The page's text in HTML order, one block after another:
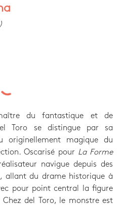
du fantastique et de
Toro se distingue par sa
magique du
Oscarisé pour La Forme
navigue depuis des
allant du drame historique à
pour point central la figure
del Toro, le monstre est